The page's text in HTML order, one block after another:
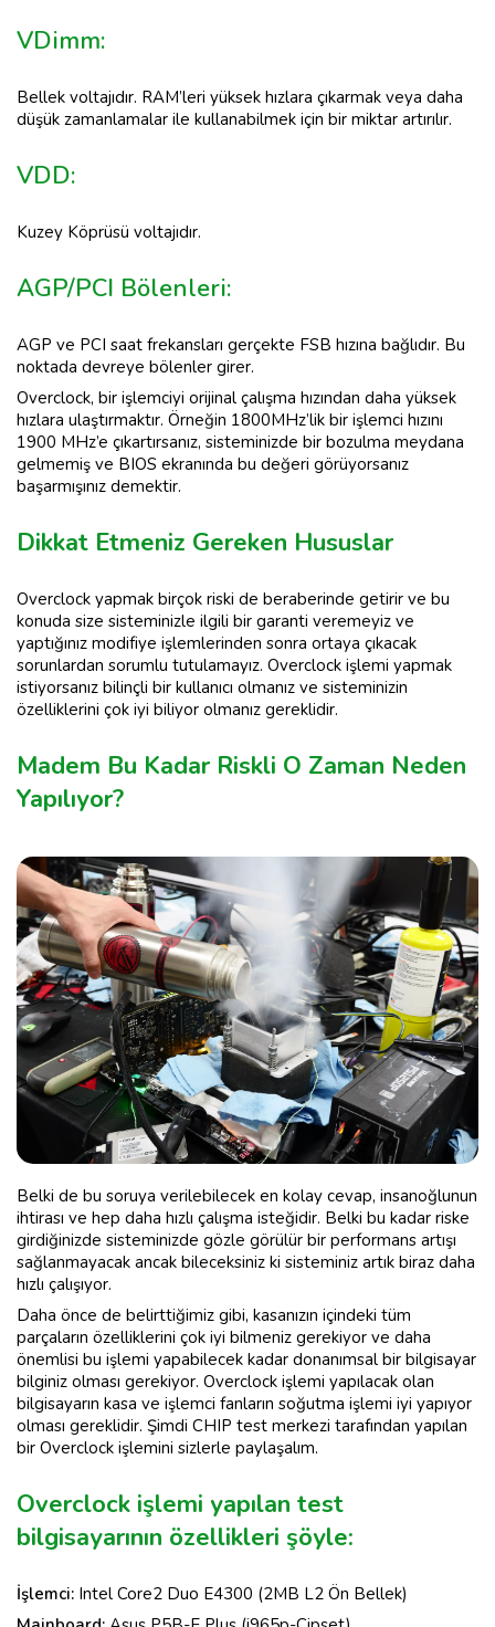
VDimm:
Bellek voltajıdır. RAM’leri yüksek hızlara çıkarmak veya daha
düşük zamanlamalar ile kullanabilmek için bir miktar artırılır.
VDD:
Kuzey Köprüsü voltajıdır.
AGP/PCI Bölenleri:
AGP ve PCI saat frekansları gerçekte FSB hızına bağlıdır. Bu
noktada devreye bölenler girer.
Overclock, bir işlemciyi orijinal çalışma hızından daha yüksek
hızlara ulaştırmaktır. Örneğin 1800MHz’lik bir işlemci hızını
1900 MHz’e çıkartırsanız, sisteminizde bir bozulma meydana
gelmemiş ve BIOS ekranında bu değeri görüyorsanız
başarmışınız demektir.
Dikkat Etmeniz Gereken Hususlar
Overclock yapmak birçok riski de beraberinde getirir ve bu
konuda size sisteminizle ilgili bir garanti veremeyiz ve
yaptığınız modifiye işlemlerinden sonra ortaya çıkacak
sorunlardan sorumlu tutulamayız. Overclock işlemi yapmak
istiyorsanız bilinçli bir kullanıcı olmanız ve sisteminizin
özelliklerini çok iyi biliyor olmanız gereklidir.
Madem Bu Kadar Riskli O Zaman Neden
Yapılıyor?
Belki de bu soruya verilebilecek en kolay cevap, insanoğlunun
ihtirası ve hep daha hızlı çalışma isteğidir. Belki bu kadar riske
girdiğinizde sisteminizde gözle görülür bir performans artışı
sağlanmayacak ancak bileceksiniz ki sisteminiz artık biraz daha
hızlı çalışıyor.
Daha önce de belirttiğimiz gibi, kasanızın içindeki tüm
parçaların özelliklerini çok iyi bilmeniz gerekiyor ve daha
önemlisi bu işlemi yapabilecek kadar donanımsal bir bilgisayar
bilginiz olması gerekiyor. Overclock işlemi yapılacak olan
bilgisayarın kasa ve işlemci fanların soğutma işlemi iyi yapıyor
olması gereklidir. Şimdi CHIP test merkezi tarafından yapılan
bir Overclock işlemini sizlerle paylaşalım.
Overclock işlemi yapılan test
bilgisayarının özellikleri şöyle:
İşlemci: Intel Core2 Duo E4300 (2MB L2 Ön Bellek)